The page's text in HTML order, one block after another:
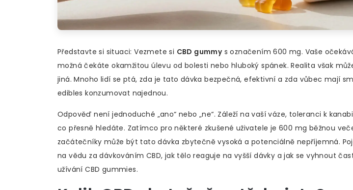
Představte si situaci: Vezmete si CBD gummys označením 600 mg. Vaše
možná čekáte okamžitou úlevu od bolesti nebo hluboký spánek. Realita však
jiná. Mnoho lidí se ptá, zda je tato dávka bezpečná, efektivní a zda vůbec mají
edibles konzumovat najednou.
Odpověď není jednoduché „ano“ nebo „ne“. Záleží na vaší váze, toleranci k
co přesně hledáte. Zatímco pro některé zkušené uživatele je 600 mg běžnou
začátečníky může být tato dávka zbytečně vysoká a potenciálně nepříjemná.
na vědu za dávkováním CBD, jak tělo reaguje na vyšší dávky a jak se vyhnout
užívání CBD gummies.